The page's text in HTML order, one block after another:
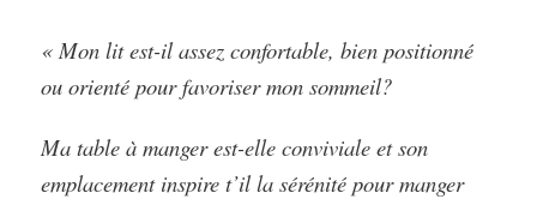
« Mon lit est-il assez confortable, bien positionné
ou orienté pour favoriser mon sommeil?
Ma table à manger est-elle conviviale et son
emplacement inspire t’il la sérénité pour manger